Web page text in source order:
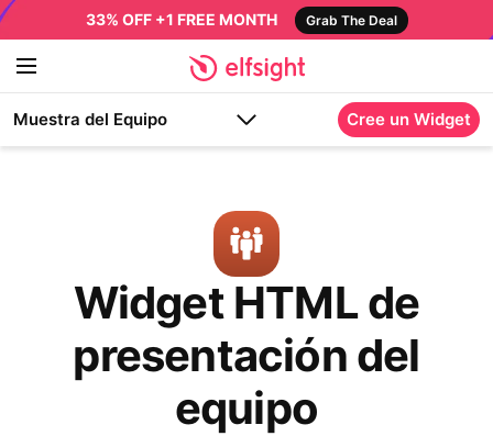
33% OFF +1 FREE MONTH Grab The Deal
Muestra del Equipo Cree un Widget
Widget HTML de
presentación del
equipo